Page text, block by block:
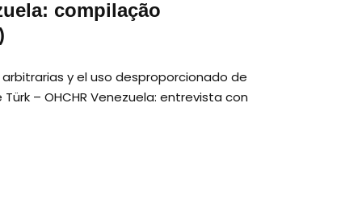
compilação
y el uso desproporcionado de
– OHCHR Venezuela: entrevista con